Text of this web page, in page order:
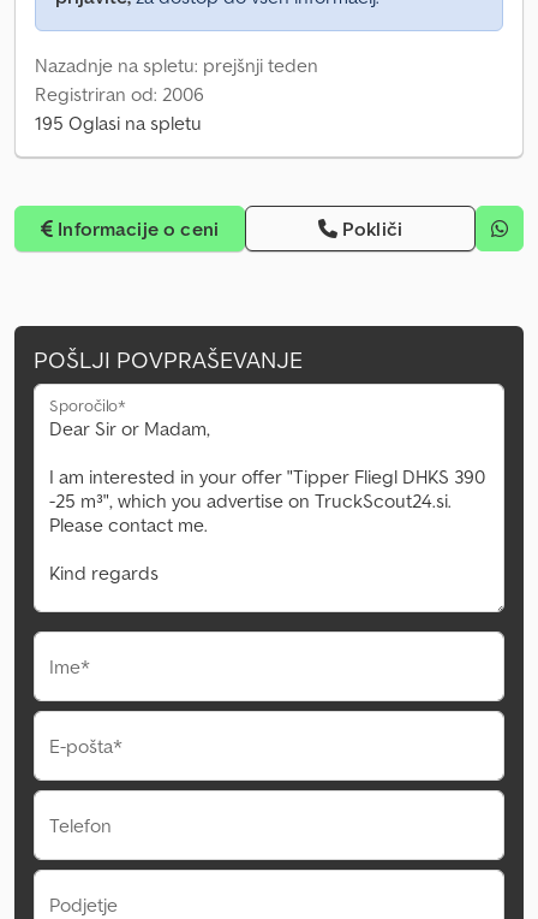
Nazadnje na spletu: prejšnji teden
Registriran od: 2006
195 Oglasi na spletu
Informacije o ceni Pokliči
POŠLJI POVPRAŠEVANJE
Sporočilo*
Ime*
E-pošta*
Telefon
Podjetje